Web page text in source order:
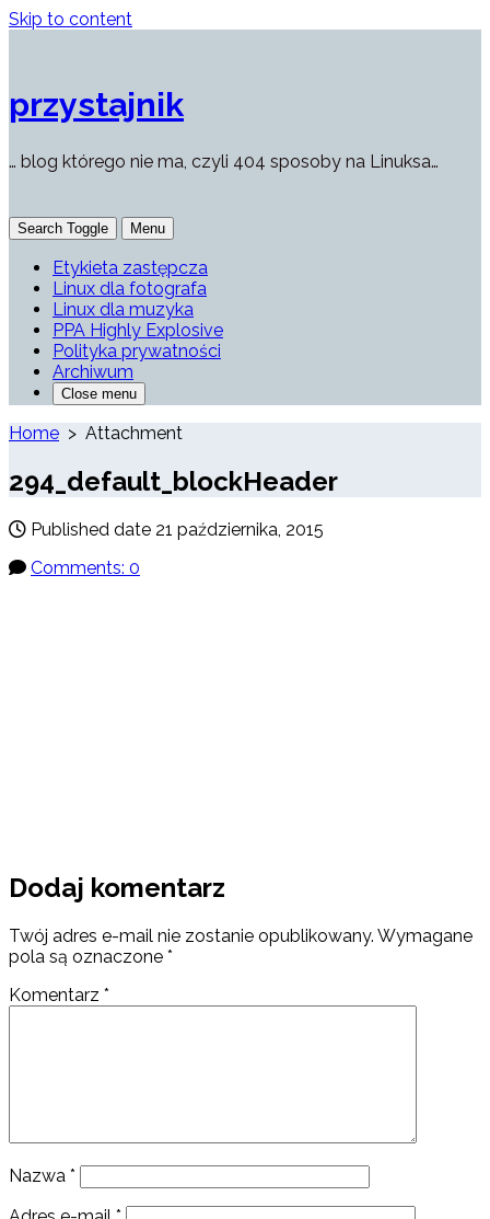
Skip to content
przystajnik
… blog którego nie ma, czyli 404 sposoby na Linuksa…
Search Toggle Menu
Etykieta zastępcza
Linux dla fotografa
Linux dla muzyka
PPA Highly Explosive
Polityka prywatności
Archiwum
Close menu
Home > Attachment
294_default_blockHeader
Published date 21 października, 2015
Comments: 0
Dodaj komentarz
Twój adres e-mail nie zostanie opublikowany. Wymagane
pola są oznaczone *
Komentarz *
Nazwa *